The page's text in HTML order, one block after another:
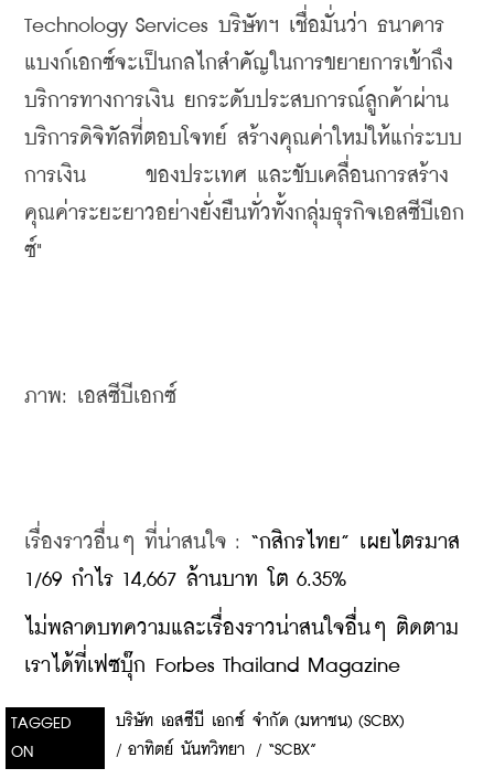
Technology Services บริษัทฯ เชื่อมั่นว่า ธนาคาร
แบงก์เอกซ์จะเป็นกลไกสำคัญในการขยายการเข้าถึง
บริการทางการเงิน ยกระดับประสบการณ์ลูกค้าผ่าน
บริการดิจิทัลที่ตอบโจทย์ สร้างคุณค่าใหม่ให้แก่ระบบ
การเงิน      ของประเทศ และขับเคลื่อนการสร้าง
คุณค่าระยะยาวอย่างยั่งยืนทั่วทั้งกลุ่มธุรกิจเอสซีบีเอก
ซ์"
ภาพ: เอสซีบีเอกซ์
เรื่องราวอื่นๆ ที่น่าสนใจ : “กสิกรไทย” เผยไตรมาส
1/69 กำไร 14,667 ล้านบาท โต 6.35%
ไม่พลาดบทความและเรื่องราวน่าสนใจอื่นๆ ติดตาม
เราได้ที่เฟซบุ๊ก Forbes Thailand Magazine
TAGGED
ON
บริษัท เอสซีบี เอกซ์ จำกัด (มหาชน) (SCBX)
/ อาทิตย์ นันทวิทยา / “SCBX”